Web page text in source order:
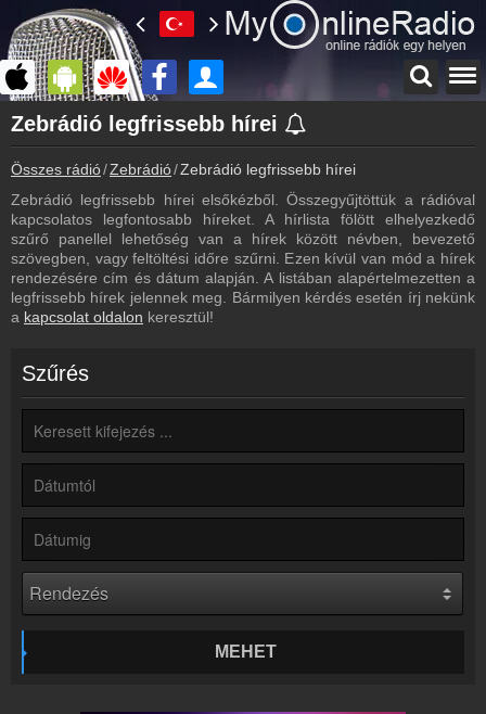
Főoldal
myonlineradio.hu
Zebrádió
Vissza a Zebrádió oldalára
Bejelentkezés
Hozz létre saját fiókot!
Most szól
Tudd meg mi szólt eddig
Partnerek
Rádió beágyazás
Online rádió készítés
Zebrádió legfrissebb hírei
Összes rádió Zebrádió Zebrádió legfrissebb hírei
Zebrádió legfrissebb hírei elsőkézből. Összegyűjtöttük a rádióval
kapcsolatos legfontosabb híreket. A hírlista fölött elhelyezkedő
szűrő panellel lehetőség van a hírek között névben, bevezető
szövegben, vagy feltöltési időre szűrni. Ezen kívül van mód a hírek
rendezésére cím és dátum alapján. A listában alapértelmezetten a
legfrissebb hírek jelennek meg. Bármilyen kérdés esetén írj nekünk
a kapcsolat oldalon keresztül!
Szűrés
MEHET